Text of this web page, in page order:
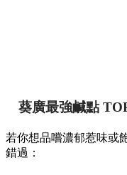
葵廣最強鹹點
若你想品嚐濃郁惹味或
錯過：